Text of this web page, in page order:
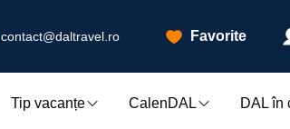
contact@daltravel.ro Favorite
Tip vacanțe CalenDAL DAL în